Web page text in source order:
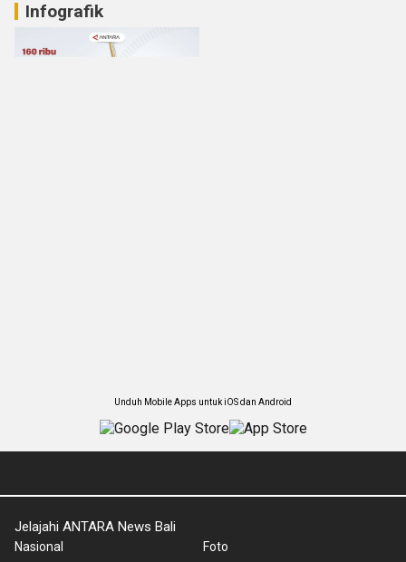
Infografik
Unduh Mobile Apps untuk iOS dan Android
Jelajahi ANTARA News Bali
Nasional
Foto